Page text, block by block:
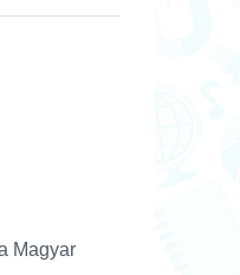
Magyar